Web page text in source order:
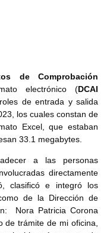
de Comprobación
electrónico (DCAI
de entrada y salida
los cuales constan de
Excel,
que estaban
33.1 megabytes.
a las personas
directamente
clasificó e integró los
de la Dirección de
Nora Patricia Corona
de trámite de mi oficina,